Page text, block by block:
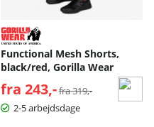
Functional Mesh Shorts,
black/red, Gorilla Wear
fra 243,- Normalpris:
fra 319,-
2-5 arbejdsdage